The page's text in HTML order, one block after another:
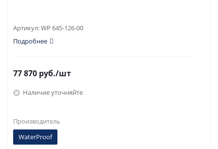
Артикул:WP 645-126-00
Подробнее
77 870 руб./шт
Наличие уточняйте
Производитель
WaterProof